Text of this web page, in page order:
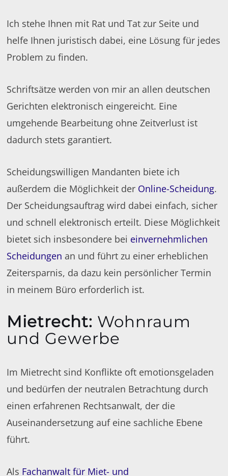
Ich stehe Ihnen mit Rat und Tat zur Seite und
helfe Ihnen juristisch dabei, eine Lösung für jedes
Problem zu finden.
Schriftsätze werden von mir an allen deutschen
Gerichten elektronisch eingereicht. Eine
umgehende Bearbeitung ohne Zeitverlust ist
dadurch stets garantiert.
Scheidungswilligen Mandanten biete ich
außerdem die Möglichkeit der Online-Scheidung.
Der Scheidungsauftrag wird dabei einfach, sicher
und schnell elektronisch erteilt. Diese Möglichkeit
bietet sich insbesondere bei einvernehmlichen
Scheidungen an und führt zu einer erheblichen
Zeitersparnis, da dazu kein persönlicher Termin
in meinem Büro erforderlich ist.
Mietrecht: Wohnraum
und Gewerbe
Im Mietrecht sind Konflikte oft emotionsgeladen
und bedürfen der neutralen Betrachtung durch
einen erfahrenen Rechtsanwalt, der die
Auseinandersetzung auf eine sachliche Ebene
führt.
Als Fachanwalt für Miet- und